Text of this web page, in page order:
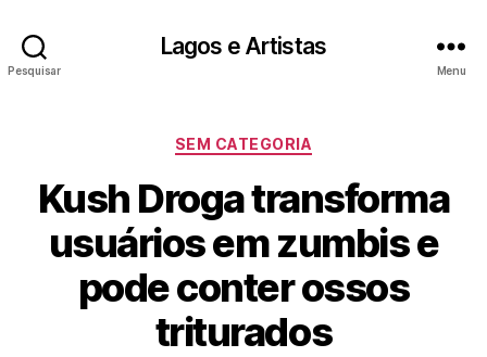
Pesquisar
Lagos e Artistas
Menu
Categorias
SEM CATEGORIA
Kush Droga transforma
usuários em zumbis e
pode conter ossos
triturados